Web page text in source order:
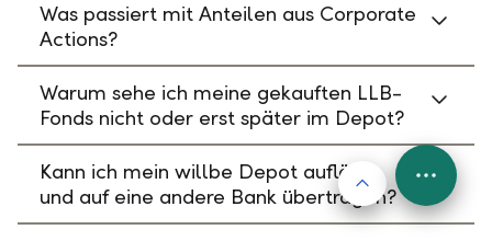
Was passiert mit Anteilen aus Corporate
Actions?
Warum sehe ich meine gekauften LLB-
Fonds nicht oder erst später im Depot?
Kann ich mein willbe Depot auflösen
und auf eine andere Bank übertragen?
Nach oben
FAB
Menu